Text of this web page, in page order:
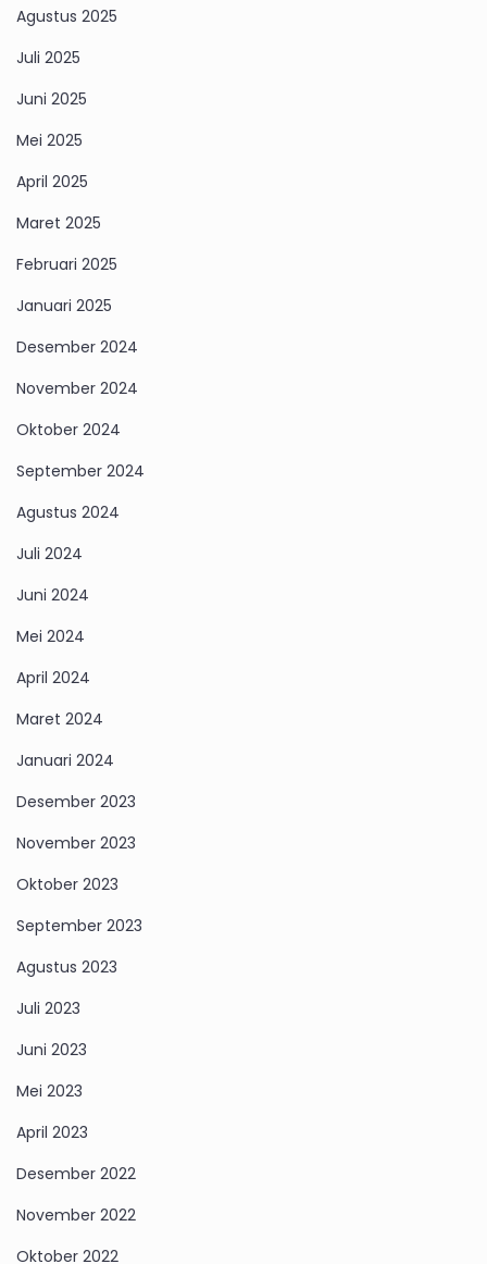
Agustus 2025
Juli 2025
Juni 2025
Mei 2025
April 2025
Maret 2025
Februari 2025
Januari 2025
Desember 2024
November 2024
Oktober 2024
September 2024
Agustus 2024
Juli 2024
Juni 2024
Mei 2024
April 2024
Maret 2024
Januari 2024
Desember 2023
November 2023
Oktober 2023
September 2023
Agustus 2023
Juli 2023
Juni 2023
Mei 2023
April 2023
Desember 2022
November 2022
Oktober 2022